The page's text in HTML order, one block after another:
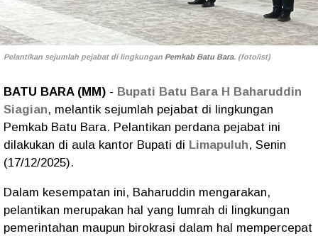
Pelantikan sejumlah pejabat di lingkungan Pemkab Batu Bara. (foto/ist)
BATU BARA (MM) - Bupati Batu Bara H Baharuddin
Siagian, melantik sejumlah pejabat di lingkungan
Pemkab Batu Bara. Pelantikan perdana pejabat ini
dilakukan di aula kantor Bupati di Limapuluh, Senin
(17/12/2025).
Dalam kesempatan ini, Baharuddin mengarakan,
pelantikan merupakan hal yang lumrah di lingkungan
pemerintahan maupun birokrasi dalam hal mempercepat